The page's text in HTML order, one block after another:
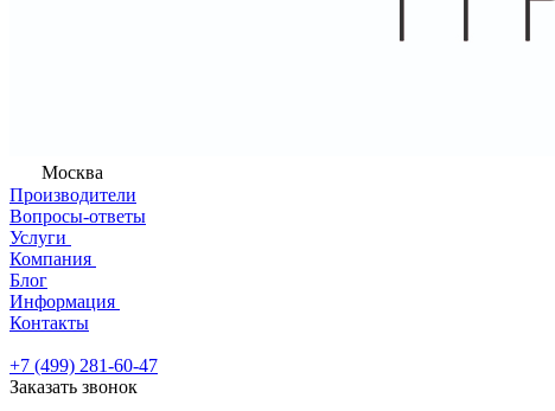
Москва
Производители
Вопросы-ответы
Услуги
Компания
Блог
Информация
Контакты
+7 (499) 281-60-47
Заказать звонок